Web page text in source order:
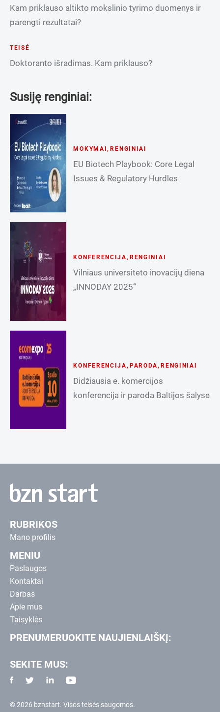
Kam priklauso altikto mokslinio tyrimo duomenys ir
parengti rezultatai?
TEISĖ
Doktoranto išradimas. Kam priklauso?
Susiję renginiai:
MOKYMAI ,RENGINIAI
EU Biotech Playbook: Core Legal
Issues & Regulatory Hurdles
KONFERENCIJA , RENGINIAI
Vilniaus universiteto inovacijų diena
„INNODAY 2025“
KONFERENCIJA , PARODA ,RENGINIAI
Didžiausia e. komercijos
konferencija ir paroda Baltijos šalyse
RUBRIKOS
Mano profilis
MENIU
Paslaugos
Kontaktai
Darbas
Apie mus
Taisyklės
PRENUMERUOKITE NAUJIENLAIŠKĮ:
SEKITE MUS:
© 2026 bznstart. Visos teisės saugomos.